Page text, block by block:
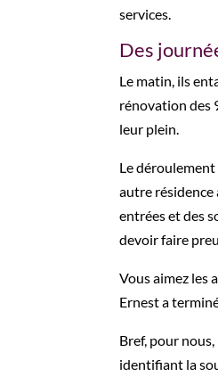
services.
Des
Le matin, ils
rénovation des
leur plein.
Le
autre
entrées et des
devoir faire
Vous aimez les
Ernest a
Bref, pour
identifiant la